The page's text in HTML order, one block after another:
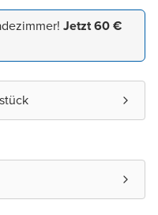
Jetzt 60 €